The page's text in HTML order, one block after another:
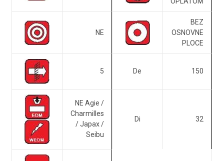
NE
BEZ
OSNOVNE
PLOCE
5 De 150
NE Agie /
Charmilles
/ Japax /
Seibu
Di 32